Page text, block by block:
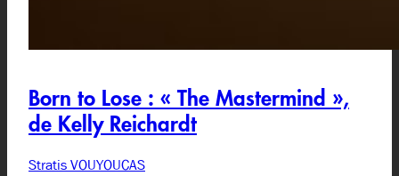
Born to Lose : « The Mastermind »,
de Kelly Reichardt
Stratis VOUYOUCAS